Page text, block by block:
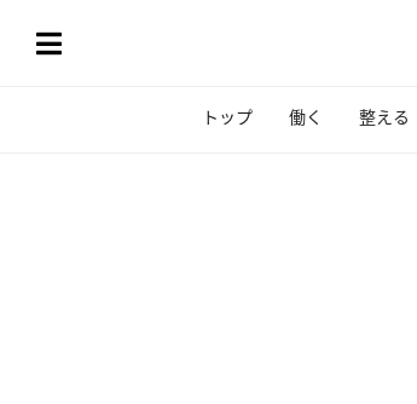
トップ 働く 整える